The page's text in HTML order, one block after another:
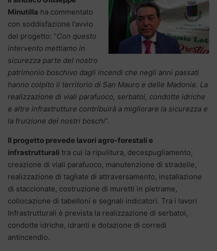
Minutilla ha commentato
con soddisfazione l’avvio
del progetto: “Con questo
intervento mettiamo in
sicurezza parte del nostro
patrimonio boschivo dagli incendi che negli anni passati
hanno colpito il territorio di San Mauro e delle Madonie. La
realizzazione di viali parafuoco, serbatoi, condotte idriche
e altre infrastrutture contribuirà a migliorare la sicurezza e
la fruizione dei nostri boschi“.
Il progetto prevede lavori agro-forestali e
infrastrutturali tra cui la ripulitura, decespugliamento,
creazione di viali parafuoco, manutenzione di stradelle,
realizzazione di tagliate di attraversamento, installazione
di staccionate, costruzione di muretti in pietrame,
collocazione di tabelloni e segnali indicatori. Tra i lavori
Infrastrutturali è prevista la realizzazione di serbatoi,
condotte idriche, idranti e dotazione di corredi
antincendio.